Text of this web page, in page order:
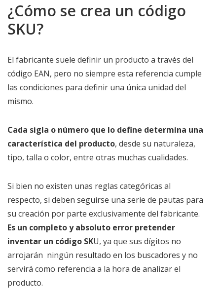
¿Cómo se crea un código
SKU?
El fabricante suele definir un producto a través del
código EAN, pero no siempre esta referencia cumple
las condiciones para definir una única unidad del
mismo.
Cada sigla o número que lo define determina una
característica del producto, desde su naturaleza,
tipo, talla o color, entre otras muchas cualidades.
Si bien no existen unas reglas categóricas al
respecto, si deben seguirse una serie de pautas para
su creación por parte exclusivamente del fabricante.
Es un completo y absoluto error pretender
inventar un código SKU, ya que sus dígitos no
arrojarán ningún resultado en los buscadores y no
servirá como referencia a la hora de analizar el
producto.